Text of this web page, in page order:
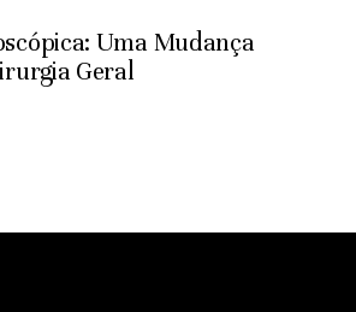
Uma Mudança
Geral